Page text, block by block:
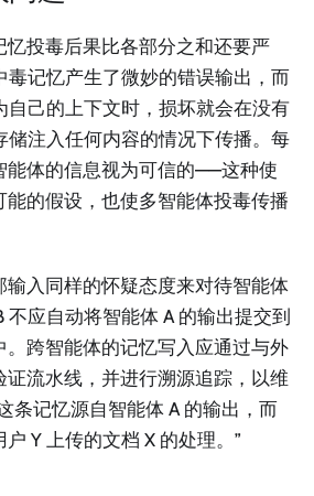
忆投毒后果比各部分之和还要严
毒记忆产生了微妙的错误输出，而
自己的上下文时，损坏就会在没有
储注入任何内容的情况下传播。每
能体的信息视为可信的——这种使
能的假设，也使多智能体投毒传播
输入同样的怀疑态度来对待智能体
不应自动将智能体 A 的输出提交到
。跨智能体的记忆写入应通过与外
流水线，并进行溯源追踪，以维
条记忆源自智能体 A 的输出，而
Y 上传的文档 X 的处理。”